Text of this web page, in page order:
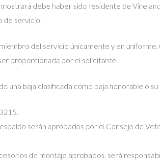
debe haber sido residente de
de servicio.
del servicio únicamente y en
proporcionada por el solicitante.
una baja clasificada como baja honorable o su
serán aprobados por el Consejo de
de montaje aprobados, será